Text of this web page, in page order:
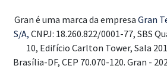
Gran é uma marca da empresa Gran
S/A, CNPJ: 18.260.822/0001-77, SBS
10, Edifício Carlton Tower, Sala
Brasília-DF, CEP 70.070-120. Gran -